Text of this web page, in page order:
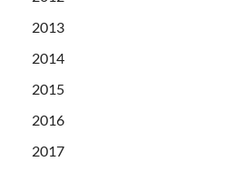
2013
2014
2015
2016
2017